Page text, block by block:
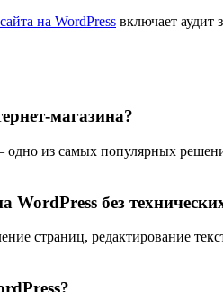
на WordPress включает аудит
магазина?
одно из самых популярных
WordPress без
страниц, редактирование